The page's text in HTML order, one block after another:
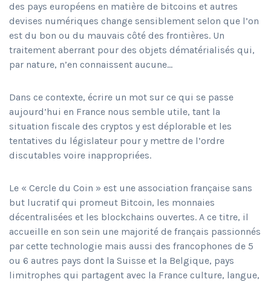
des pays européens en matière de bitcoins et autres
devises numériques change sensiblement selon que l’on
est du bon ou du mauvais côté des frontières. Un
traitement aberrant pour des objets dématérialisés qui,
par nature, n’en connaissent aucune…
Dans ce contexte, écrire un mot sur ce qui se passe
aujourd’hui en France nous semble utile, tant la
situation fiscale des cryptos y est déplorable et les
tentatives du législateur pour y mettre de l’ordre
discutables voire inappropriées.
Le « Cercle du Coin » est une association française sans
but lucratif qui promeut Bitcoin, les monnaies
décentralisées et les blockchains ouvertes. A ce titre, il
accueille en son sein une majorité de français passionnés
par cette technologie mais aussi des francophones de 5
ou 6 autres pays dont la Suisse et la Belgique, pays
limitrophes qui partagent avec la France culture, langue,